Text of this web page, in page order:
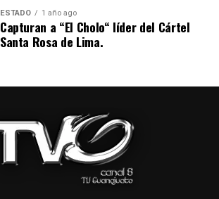
ESTADO 1 año ago
Capturan a “El Cholo“ líder del Cártel
Santa Rosa de Lima.